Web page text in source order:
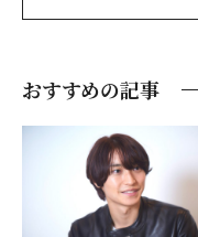
おすすめの記事